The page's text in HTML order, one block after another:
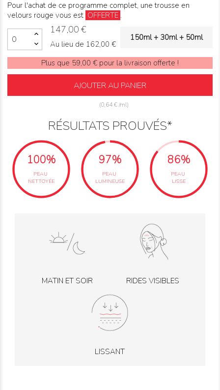
Pour l'achat de ce programme complet, une trousse en
velours rouge vous est OFFERTE .
147,00 €
Au lieu de 162,00 €
150ml + 30ml + 50ml
Plus que 59,00 € pour la livraison offerte !
AJOUTER AU PANIER
(0,64 € /ml)
RÉSULTATS PROUVÉS*
100%
PEAU
NETTOYÉE
97%
PEAU
LUMINEUSE
86%
PEAU
LISSE
MATIN ET SOIR RIDES VISIBLES
LISSANT